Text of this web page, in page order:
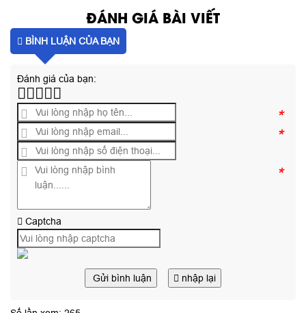
ĐÁNH GIÁ BÀI VIẾT
BÌNH LUẬN CỦA BẠN
Đánh giá của bạn:
*
*
*
Captcha
Gửi bình luận nhập lại